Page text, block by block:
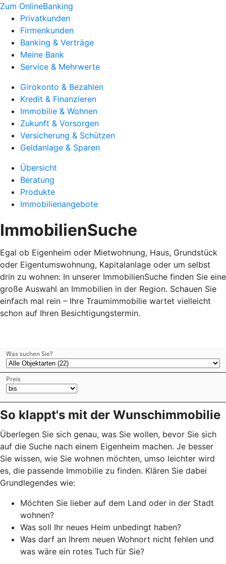
Zum OnlineBanking
Privatkunden
Firmenkunden
Banking & Verträge
Meine Bank
Service & Mehrwerte
Girokonto & Bezahlen
Kredit & Finanzieren
Immobilie & Wohnen
Zukunft & Vorsorgen
Versicherung & Schützen
Geldanlage & Sparen
Übersicht
Beratung
Produkte
Immobilienangebote
ImmobilienSuche
Egal ob Eigenheim oder Mietwohnung, Haus, Grundstück
oder Eigentumswohnung, Kapitalanlage oder um selbst
drin zu wohnen: In unserer ImmobilienSuche finden Sie eine
große Auswahl an Immobilien in der Region. Schauen Sie
einfach mal rein – Ihre Traumimmobilie wartet vielleicht
schon auf Ihren Besichtigungstermin.
So klappt's mit der Wunschimmobilie
Überlegen Sie sich genau, was Sie wollen, bevor Sie sich
auf die Suche nach einem Eigenheim machen. Je besser
Sie wissen, wie Sie wohnen möchten, umso leichter wird
es, die passende Immobilie zu finden. Klären Sie dabei
Grundlegendes wie:
Möchten Sie lieber auf dem Land oder in der Stadt
wohnen?
Was soll Ihr neues Heim unbedingt haben?
Was darf an Ihrem neuen Wohnort nicht fehlen und
was wäre ein rotes Tuch für Sie?